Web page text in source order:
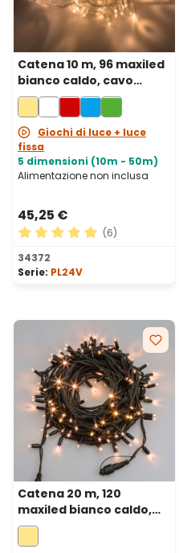
Catena 10 m, 96 maxiled
bianco caldo, cavo
trasparente,
prolungabile
Giochi di luce + luce
fissa
5 dimensioni (10m - 50m)
Alimentazione non inclusa
45,25 €
Valutazione media di 5 su
(6)
34372
Serie: PL24V
Catena 20 m, 120
maxiled bianco caldo,
cavo verde,
prolungabile, IP67